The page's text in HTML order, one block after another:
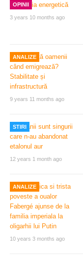
OPINII
3 years 10 months ago
ANALIZE
9 years 11 months ago
STIRI
12 years 1 month ago
ANALIZE
10 years 3 months ago